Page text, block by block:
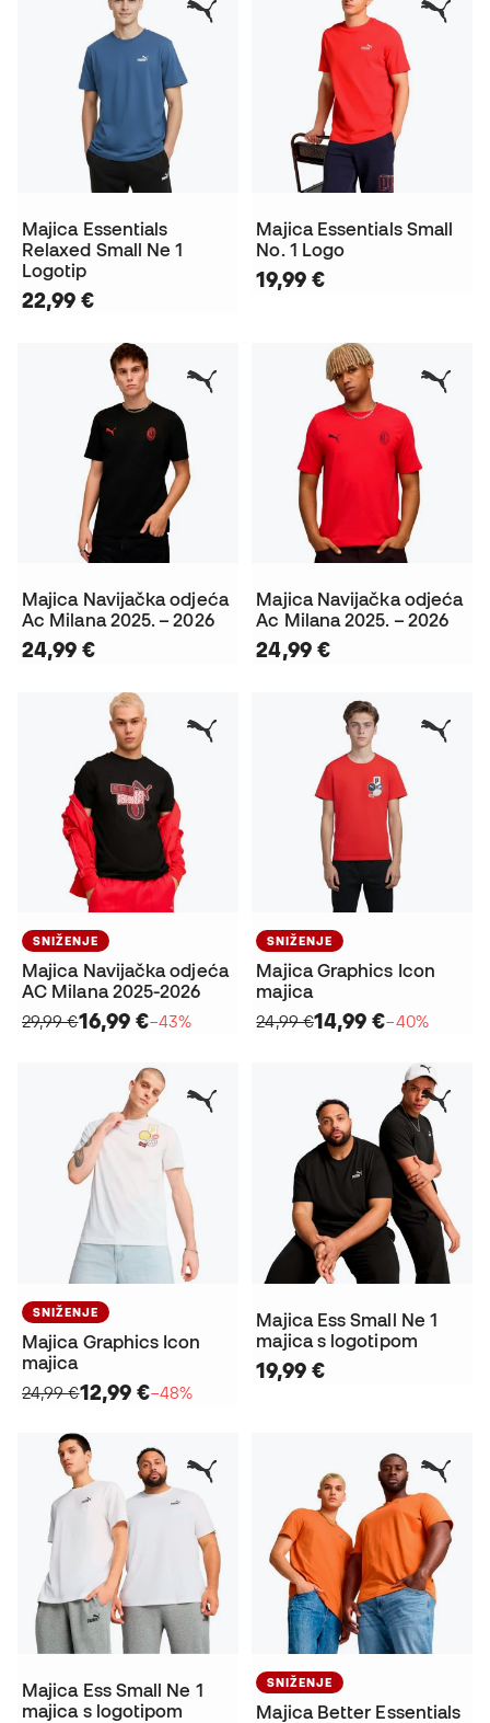
Majica Essentials
Relaxed Small Ne 1
Logotip
22,99 €
Majica Essentials Small
No. 1 Logo
19,99 €
Majica Navijačka odjeća
Ac Milana 2025. – 2026
24,99 €
Majica Navijačka odjeća
Ac Milana 2025. – 2026
24,99 €
SNIŽENJE
Majica Navijačka odjeća
AC Milana 2025-2026
29,99 €16,99 €−43%
SNIŽENJE
Majica Graphics Icon
majica
24,99 €14,99 €−40%
SNIŽENJE
Majica Graphics Icon
majica
24,99 €12,99 €−48%
Majica Ess Small Ne 1
majica s logotipom
19,99 €
Majica Ess Small Ne 1
majica s logotipom
SNIŽENJE
Majica Better Essentials